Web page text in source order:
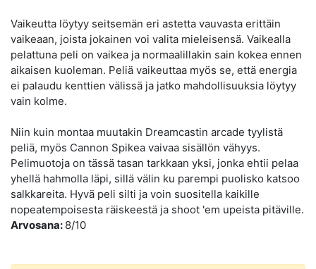
Vaikeutta löytyy seitsemän eri astetta vauvasta erittäin
vaikeaan, joista jokainen voi valita mieleisensä. Vaikealla
pelattuna peli on vaikea ja normaalillakin sain kokea ennen
aikaisen kuoleman. Peliä vaikeuttaa myös se, että energia
ei palaudu kenttien välissä ja jatko mahdollisuuksia löytyy
vain kolme.
Niin kuin montaa muutakin Dreamcastin arcade tyylistä
peliä, myös Cannon Spikea vaivaa sisällön vähyys.
Pelimuotoja on tässä tasan tarkkaan yksi, jonka ehtii pelaa
yhellä hahmolla läpi, sillä välin ku parempi puolisko katsoo
salkkareita. Hyvä peli silti ja voin suositella kaikille
nopeatempoisesta räiskeestä ja shoot 'em upeista pitäville.
Arvosana: 8/10